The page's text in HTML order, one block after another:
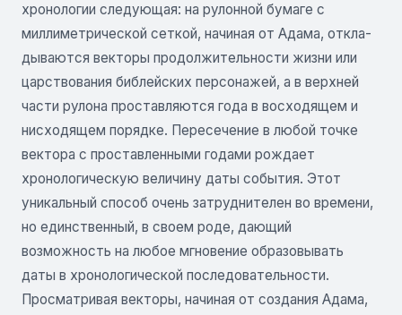
хронологии следующая: на рулонной бумаге с
миллиметрической сеткой, начиная от Адама, откла­
дываются векторы продолжительности жизни или
царствования библейских персонажей, а в верхней
части рулона проставляются года в восходя­щем и
нисходящем порядке. Пересечение в любой точке
вектора с проставленными годами рождает
хронологическую величину даты события. Этот
уникальный способ очень затруднителен во времени,
но единственный, в своем роде, дающий
возможность на любое мгновение образовывать
даты в хронологической последовательности.
Просматривая векторы, начиная от создания Адама,